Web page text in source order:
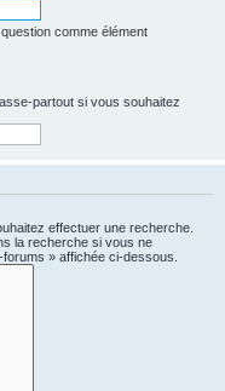
comme élément
partout si vous souhaitez
effectuer une recherche.
la recherche si vous ne
» affichée ci-dessous.